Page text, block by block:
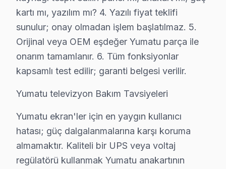
5. Orijinal veya OEM eşdeğer Yumatu parça ile
6. Tüm fonksiyonlar kapsamlı test edilir; garanti
Yumatu televizyon Bakım Tavsiyeleri
bu marka ekran'ler için en yaygın kullanıcı hatası;
Yumatu panel'niz arızalandığında verileri
Şile Yumatu TV Teknik Destek Kapsamımız
Şile'de Yumatu LED TV sahiplerine sunduğumuz
LED/LCD Panel ve Ekran Onarımı: Renk
Kart Düzeyinde Tamir: Ana kart, güç kartı ve T-Con
kartı mı, yazılım mı? 4. Yazılı fiyat teklifi
sunulur; onay olmadan işlem başlatılmaz. 5.
Orijinal veya OEM eşdeğer Yumatu parça ile
onarım tamamlanır. 6. Tüm fonksiyonlar
kapsamlı test edilir; garanti belgesi verilir.
Yumatu televizyon Bakım Tavsiyeleri
Yumatu ekran'ler için en yaygın kullanıcı
hatası; güç dalgalanmalarına karşı koruma
almamaktır. Kaliteli bir UPS veya voltaj
regülatörü kullanmak Yumatu anakartının